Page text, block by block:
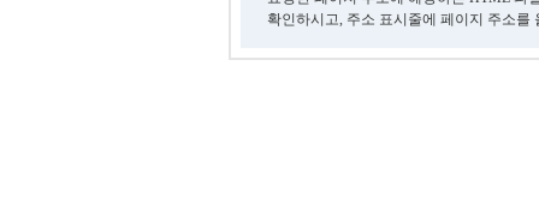
확인하시고, 주소 표시줄에 페이지 주소